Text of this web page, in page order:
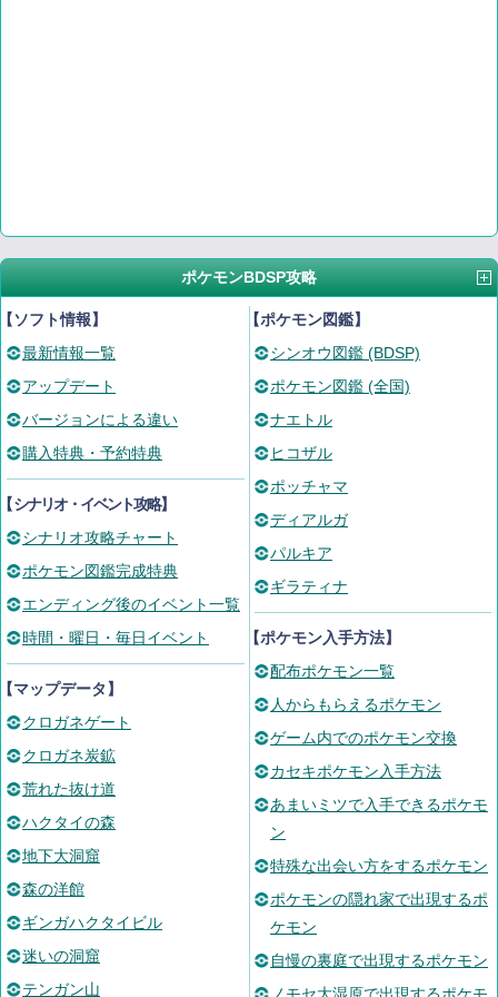
ポケモンBDSP攻略
ソフト情報】
最新情報一覧
アップデート
バージョンによる違い
購入特典・予約特典
シナリオ・イベント攻略】
シナリオ攻略チャート
ポケモン図鑑完成特典
エンディング後のイベント一覧
時間・曜日・毎日イベント
マップデータ】
クロガネゲート
クロガネ炭鉱
荒れた抜け道
ハクタイの森
地下大洞窟
森の洋館
ギンガハクタイビル
迷いの洞窟
テンガン山
【ポケモン図鑑】
シンオウ図鑑 (BDSP)
ポケモン図鑑 (全国)
ナエトル
ヒコザル
ポッチャマ
ディアルガ
パルキア
ギラティナ
【ポケモン入手方法】
配布ポケモン一覧
人からもらえるポケモン
ゲーム内でのポケモン交換
カセキポケモン入手方法
あまいミツで入手できるポケモ
ン
特殊な出会い方をするポケモン
ポケモンの隠れ家で出現するポ
ケモン
自慢の裏庭で出現するポケモン